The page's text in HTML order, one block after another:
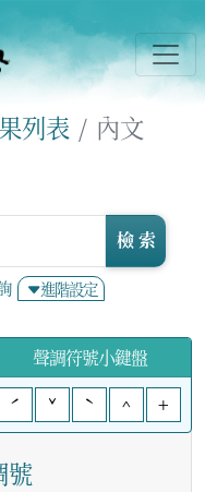
列表 內文
進階設定
檢 索
聲調符號小鍵盤
ˊ
ˇ ˋ ^ +
號